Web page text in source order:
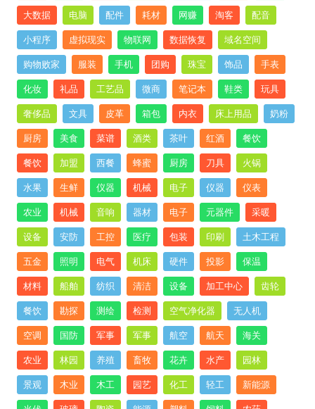
大数据 电脑 配件 耗材 网赚 淘客 配音
小程序 虚拟现实 物联网 数据恢复 域名空间
购物败家 服装 手机 团购 珠宝 饰品 手表
化妆 礼品 工艺品 微商 笔记本 鞋类 玩具
奢侈品 文具 皮革 箱包 内衣 床上用品 奶粉
厨房 美食 菜谱 酒类 茶叶 红酒 餐饮
餐饮 加盟 西餐 蜂蜜 厨房 刀具 火锅
水果 生鲜 仪器 机械 电子 仪器 仪表
农业 机械 音响 器材 电子 元器件 采暖
设备 安防 工控 医疗 包装 印刷 土木工程
五金 照明 电气 机床 硬件 投影 保温
材料 船舶 纺织 清洁 设备 加工中心 齿轮
餐饮 勘探 测绘 检测 空气净化器 无人机
空调 国防 军事 军事 航空 航天 海关
农业 林园 养殖 畜牧 花卉 水产 园林
景观 木业 木工 园艺 化工 轻工 新能源